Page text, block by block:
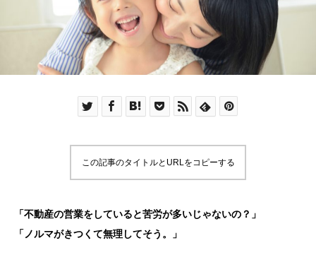
この記事のタイトルとURLをコピーする
「不動産の営業をしていると苦労が多いじゃないの？」
「ノルマがきつくて無理してそう。」